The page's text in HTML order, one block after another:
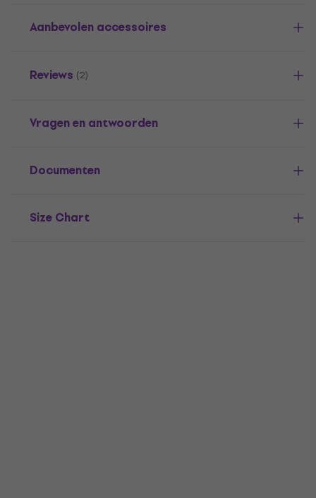
Aanbevolen accessoires
Reviews (2)
Vragen en antwoorden
Documenten
Size Chart